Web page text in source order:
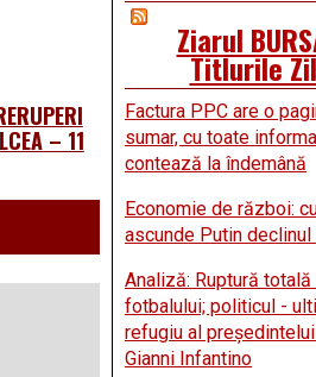
– 11
Ziarul
Titlurile
Factura PPC are o
sumar, cu toate
contează la îndemână
Economie de război:
ascunde Putin
Analiză: Ruptură
fotbalului; politicul -
refugiu al preşedintelui
Gianni Infantino